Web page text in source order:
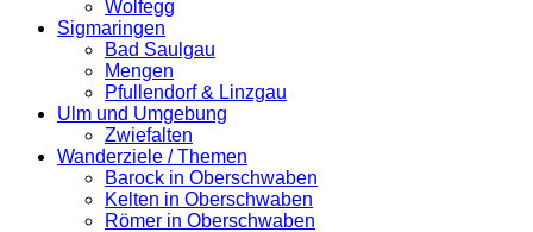
Wolfegg
Sigmaringen
Bad Saulgau
Mengen
Pfullendorf & Linzgau
Ulm und Umgebung
Zwiefalten
Wanderziele / Themen
Barock in Oberschwaben
Kelten in Oberschwaben
Römer in Oberschwaben